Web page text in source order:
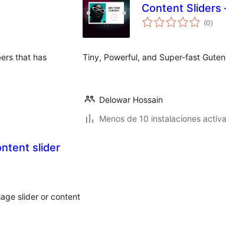
that has
Content Sliders
(0en
)
Tiny, Powerful, and Super-fast
Delowar Hossain
Menos de 10 instalaciones
slider
slider or content